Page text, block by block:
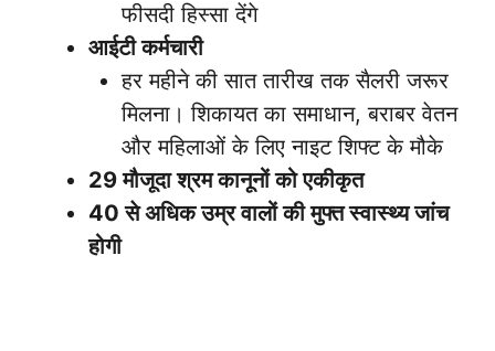
फीसदी हिस्सा देंगे
आईटी कर्मचारी
हर महीने की सात तारीख तक सैलरी जरूर
मिलना। शिकायत का समाधान, बराबर वेतन
और महिलाओं के लिए नाइट शिफ्ट के मौके
29 मौजूदा श्रम कानूनों को एकीकृत
40 से अधिक उम्र वालों की मुफ्त स्वास्थ्य जांच
होगी